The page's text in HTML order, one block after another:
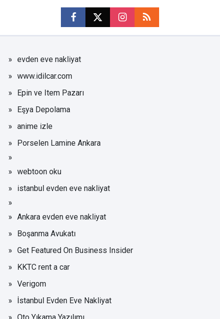
evden eve nakliyat
www.idilcar.com
Epin ve Item Pazarı
Eşya Depolama
anime izle
Porselen Lamine Ankara
webtoon oku
istanbul evden eve nakliyat
Ankara evden eve nakliyat
Boşanma Avukatı
Get Featured On Business Insider
KKTC rent a car
Verigom
İstanbul Evden Eve Nakliyat